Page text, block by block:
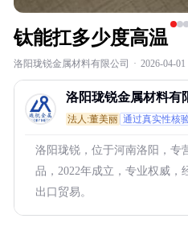
钛能扛多少度高温
洛阳珑锐金属材料有限公司 · 2026-04-01
洛阳珑锐金属材料有
法人:董美丽 通过真实性核
洛阳珑锐，位于河南洛阳，专
品，2022年成立，专业权威，
出口贸易。